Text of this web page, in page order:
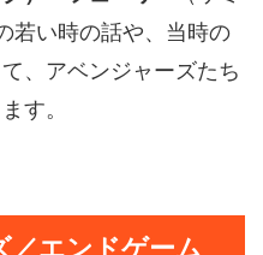
若い時の話や、当時の
、アベンジャーズたち
す。
／エンドゲーム